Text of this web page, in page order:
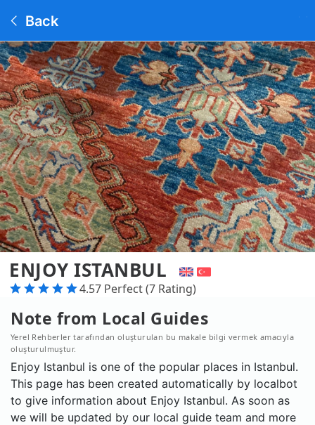
Back
ENJOY ISTANBUL
4.57 Perfect (7 Rating)
Note from Local Guides
Yerel Rehberler tarafından oluşturulan bu makale bilgi vermek amacıyla
oluşturulmuştur.
Enjoy Istanbul is one of the popular places in Istanbul.
This page has been created automatically by localbot
to give information about Enjoy Istanbul. As soon as
we will be updated by our local guide team and more